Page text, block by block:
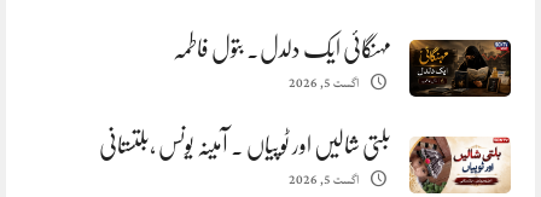
مہنگائی ایک دلدل. بتول فاطمہ
اگست 5, 2026
بلتی شالیں اور ٹوپیاں . آمینہ یونس ،بلتستانی
اگست 5, 2026